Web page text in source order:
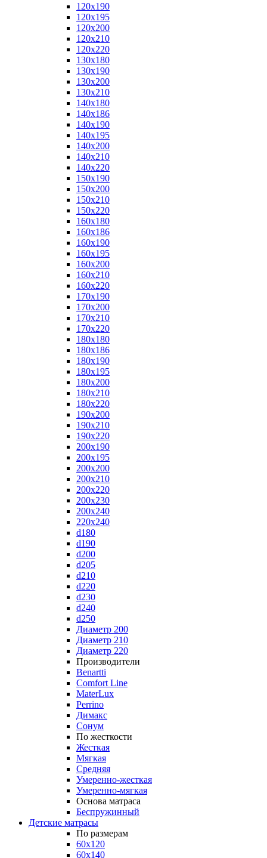
120x190
120x195
120x200
120x210
120x220
130x180
130x190
130x200
130x210
140x180
140x186
140x190
140x195
140x200
140x210
140x220
150x190
150x200
150x210
150x220
160x180
160x186
160x190
160x195
160x200
160x210
160x220
170x190
170x200
170x210
170x220
180x180
180x186
180x190
180x195
180x200
180x210
180x220
190x200
190x210
190x220
200x190
200x195
200x200
200x210
200x220
200x230
200x240
220x240
d180
d190
d200
d205
d210
d220
d230
d240
d250
Диаметр 200
Диаметр 210
Диаметр 220
Производители
Benartti
Comfort Line
MaterLux
Perrino
Димакс
Сонум
По жесткости
Жесткая
Мягкая
Средняя
Умеренно-жесткая
Умеренно-мягкая
Основа матраса
Беспружинный
Детские матрасы
По размерам
60x120
60x140